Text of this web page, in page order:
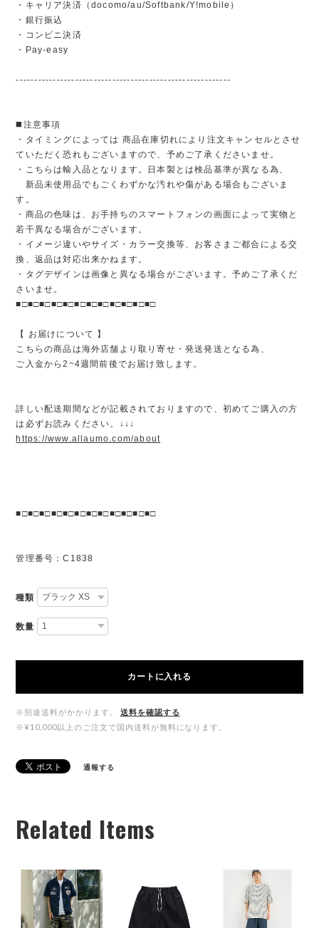
・キャリア決済（docomo/au/Softbank/Y!mobile）
・銀行振込
・コンビニ決済
・Pay-easy
----------------------------------------------------------
◼️注意事項
・タイミングによっては 商品在庫切れにより注文キャンセルとさせ
ていただく恐れもございますので、予めご了承くださいませ。
・こちらは輸入品となります。日本製とは検品基準が異なる為、
新品未使用品でもごくわずかな汚れや傷がある場合もございま
す。
・商品の色味は、お手持ちのスマートフォンの画面によって実物と
若干異なる場合がございます。
・イメージ違いやサイズ・カラー交換等、お客さまご都合による交
換、返品は対応出来かねます。
・タグデザインは画像と異なる場合がございます。予めご了承くだ
さいませ。
■□■□■□■□■□■□■□■□■□■□■□■□
【 お届けについて 】
こちらの商品は海外店舗より取り寄せ・発送発送となる為、
ご入金から2~4週間前後でお届け致します。
詳しい配送期間などが記載されておりますので、初めてご購入の方
は必ずお読みください。↓↓↓
https://www.allaumo.com/about
■□■□■□■□■□■□■□■□■□■□■□■□
管理番号：C1838
種類
数量
カートに入れる
※別途送料がかかります。
送料を確認する
※¥10,000以上のご注文で国内送料が無料になります。
通報する
Related Items